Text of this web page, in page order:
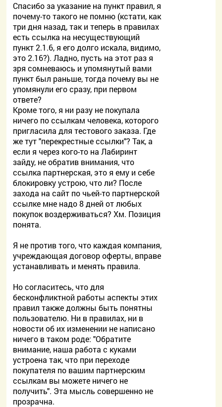
Спасибо за указание на пункт правил, я
почему-то такого не помню (кстати, как
три дня назад, так и теперь в правилах
есть ссылка на несуществующий
пункт 2.1.6, я его долго искала, видимо,
это 2.16?). Ладно, пусть на этот раз я
зря сомневаюсь и упомянутый вами
пункт был раньше, тогда почему вы не
упомянули его сразу, при первом
ответе?
Кроме того, я ни разу не покупала
ничего по ссылкам человека, которого
пригласила для тестового заказа. Где
же тут "перекрестные ссылки"? Так, а
если я через кого-то на Лабиринт
зайду, не обратив внимания, что
ссылка партнерская, это я ему и себе
блокировку устрою, что ли? После
захода на сайт по чьей-то партнерской
ссылке мне надо 8 дней от любых
покупок воздерживаться? Хм. Позиция
понята.
Я не против того, что каждая компания,
учреждающая договор оферты, вправе
устанавливать и менять правила.
Но согласитесь, что для
бесконфликтной работы аспекты этих
правил также должны быть понятны
пользователю. Ни в правилах, ни в
новости об их изменении не написано
ничего в таком роде: "Обратите
внимание, наша работа с куками
устроена так, что при переходе
покупателя по вашим партнерским
ссылкам вы можете ничего не
получить". Эта мысль совершенно не
прозрачна.